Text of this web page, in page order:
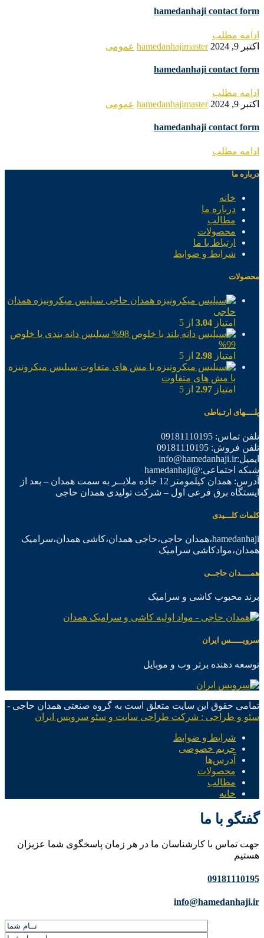
hamedanhaji contact form
ادامه مطلب
اکتبر 9, 2024
hamedanhajimaster عمومی
hamedanhaji contact form
ادامه مطلب
اکتبر 9, 2024
hamedanhajimaster عمومی
hamedanhaji contact form
ادامه مطلب
درباره ما
خانه
درباره ما
مطالب
محصولات
ارتباط با ما
شرایط و ضوابط
محصولات
سیلیس میکرونیزه همدان
حاجی
امتیاز 3.04 از 5
سیلیس دانه بندی با خلوص
99%
امتیاز 2.98 از 5
سیلیس میکرونیزه
با مش های متفاوت
امتیاز 2.97 از 5
پلــــهای ارتـباطی
تلفن تماس: 09181110195
تلفن فروش: 09181110195
ایمیل:info@hamedanhaji.ir
شبکه اجتماعی:@hamedanhaji
آدرس: همدان کیلمومتر 12 جاده ملایــر به سمت همدان – بعد از
ایستگاه برق فرعی اول – شرکت تولیدی همدان حاجی
کلمات کلـــیدی
hamedanhaji،همدان حاجی،حاجی همدان،کاشی همدان،سرامیک
همدان،موادکاشی سرامیک
همــــدان حاجــی
برند محبوب کاشی و سرامیک
سرویـــــس ایران
توسعه دهنده برتر وب و موبایل
تمامی حقوق این سایت متعلق است به گروه صنعتی همدان حاجی -
سئو و طراحی : شرکت طراحی سایت و سئو سرویس ایران
شرایط و ضوابط
حریم خصوصی
آدرس‌ها
محصولات
مطالب
خانه
گفتگو با ما
جهت تماس با کارشناسان ما در هر زمان پاسخگوی شما عزیزان
هستیم
09181110195
info@hamedanhaji.ir